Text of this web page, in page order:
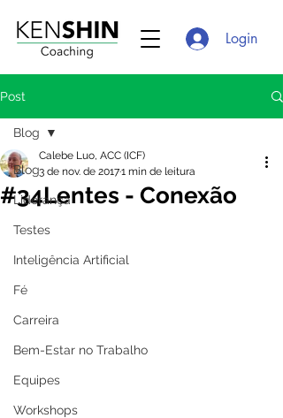
Login
Post
Blog
Liderança
Testes
Inteligência Artificial
Fé
Carreira
Bem-Estar no Trabalho
Equipes
Workshops
Blog
#34Lentes - Conexão
Calebe Luo, ACC (ICF)
3 de nov. de 20171 min de leitura